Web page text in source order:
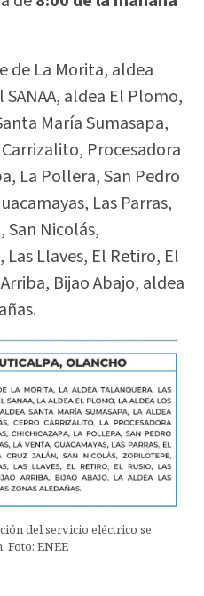
de La Morita, aldea
aldea El Plomo,
María Sumasapa,
Procesadora
La Pollera, San Pedro
Las Parras,
San Nicolás,
Llaves, El Retiro, El
Bijao Abajo, aldea
del servicio eléctrico se
Foto: ENEE